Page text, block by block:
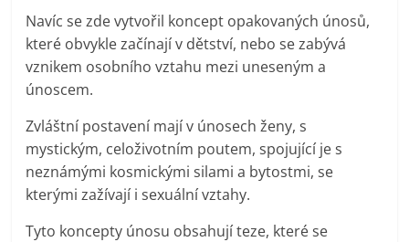
Navíc se zde vytvořil koncept opakovaných únosů,
které obvykle začínají v dětství, nebo se zabývá
vznikem osobního vztahu mezi uneseným a
únoscem.
Zvláštní postavení mají v únosech ženy, s
mystickým, celoživotním poutem, spojující je s
neznámými kosmickými silami a bytostmi, se
kterými zažívají i sexuální vztahy.
Tyto koncepty únosu obsahují teze, které se